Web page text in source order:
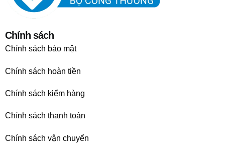
Chính sách
Chính sách bảo mật
Chính sách hoàn tiền
Chính sách kiểm hàng
Chính sách thanh toán
Chính sách vận chuyển